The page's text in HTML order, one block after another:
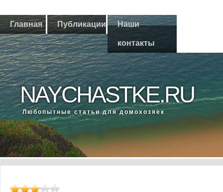
Главная Публикации Наши
контакты
NAYCHASTKE.RU
Любοпытные статьи для домοхозяек